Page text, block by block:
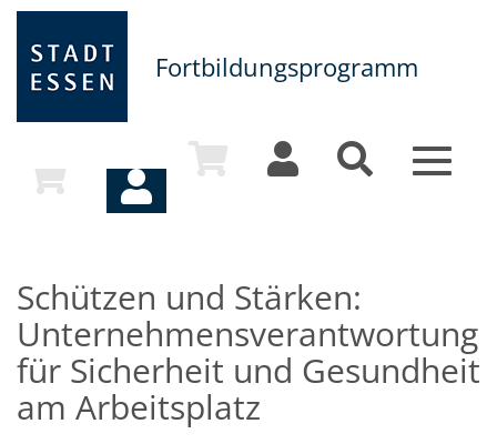
Fortbildungsprogramm
Toggle
Schützen und Stärken:
Unternehmensverantwortung
für Sicherheit und Gesundheit
am Arbeitsplatz